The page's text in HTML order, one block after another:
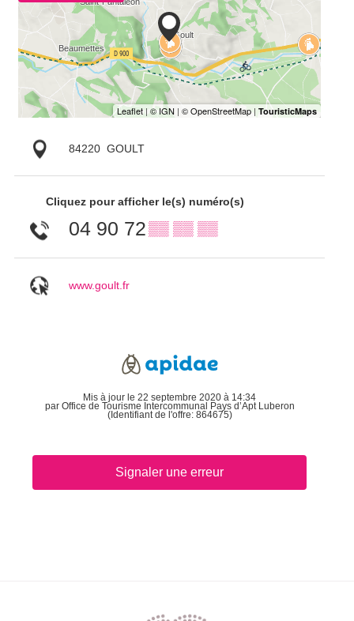
84220 GOULT
Cliquez pour afficher le(s) numéro(s)
04 90 72 ▒▒ ▒▒ ▒▒
www.goult.fr
Mis à jour le 22 septembre 2020 à 14:34
par Office de Tourisme Intercommunal Pays d’Apt Luberon
(Identifiant de l'offre: 864675)
Signaler une erreur